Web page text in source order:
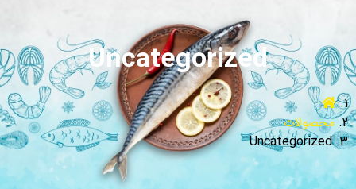
Uncategorized
محصولات
Uncategorized